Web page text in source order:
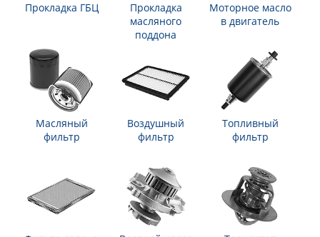
Прокладка ГБЦ
Прокладка
масляного
поддона
Моторное масло
в двигатель
Масляный
фильтр
Воздушный
фильтр
Топливный
фильтр